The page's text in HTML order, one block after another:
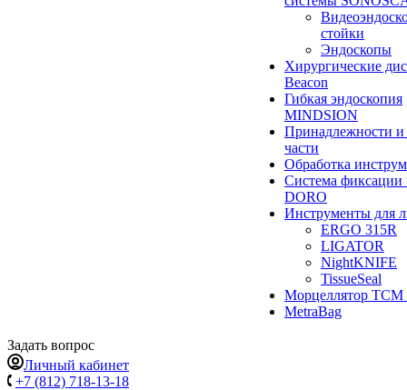
стойки
Эндоскопы
Хирургические
Beacon
Гибкая эндоскопия
MINDSION
Принадлежности и
части
Обработка
Система фиксации
DORO
Инструменты для
ERGO 315R
LIGATOR
NightKNIFE
TissueSeal
Морцеллятор ТСМ
MetraBag
Задать вопрос
Личный кабинет
+7 (812) 718-13-18